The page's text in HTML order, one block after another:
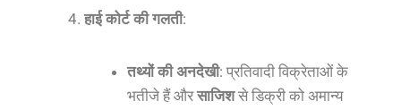
हाई कोर्ट की गलती:
तथ्यों की अनदेखी: प्रतिवादी विक्रेताओं के
भतीजे हैं औरसाजिशसे डिक्री को अमान्य